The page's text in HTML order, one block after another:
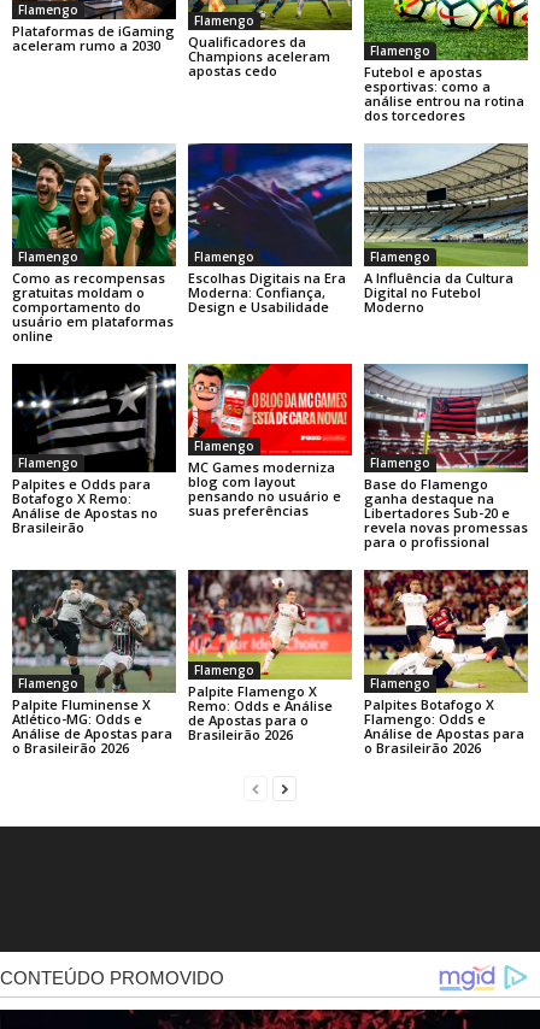
Flamengo
Plataformas de iGaming
aceleram rumo a 2030
Flamengo
Qualificadores da
Champions aceleram
apostas cedo
Flamengo
Futebol e apostas
esportivas: como a
análise entrou na rotina
dos torcedores
Flamengo
Como as recompensas
gratuitas moldam o
comportamento do
usuário em plataformas
online
Flamengo
Escolhas Digitais na Era
Moderna: Confiança,
Design e Usabilidade
Flamengo
A Influência da Cultura
Digital no Futebol
Moderno
Flamengo
Palpites e Odds para
Botafogo X Remo:
Análise de Apostas no
Brasileirão
Flamengo
MC Games moderniza
blog com layout
pensando no usuário e
suas preferências
Flamengo
Base do Flamengo
ganha destaque na
Libertadores Sub-20 e
revela novas promessas
para o profissional
Flamengo
Palpite Fluminense X
Atlético-MG: Odds e
Análise de Apostas para
o Brasileirão 2026
Flamengo
Palpite Flamengo X
Remo: Odds e Análise
de Apostas para o
Brasileirão 2026
Flamengo
Palpites Botafogo X
Flamengo: Odds e
Análise de Apostas para
o Brasileirão 2026